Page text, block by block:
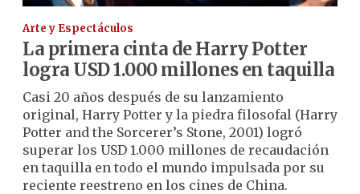
Arte y Espectáculos
La primera cinta de Harry Potter
logra USD 1.000 millones en taquilla
Casi 20 años después de su lanzamiento
original, Harry Potter y la piedra filosofal (Harry
Potter and the Sorcerer’s Stone, 2001) logró
superar los USD 1.000 millones de recaudación
en taquilla en todo el mundo impulsada por su
reciente reestreno en los cines de China.